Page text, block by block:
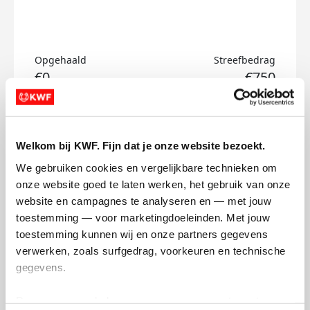
Welkom bij KWF. Fijn dat je onze website bezoekt.
We gebruiken cookies en vergelijkbare technieken om
onze website goed te laten werken, het gebruik van onze
website en campagnes te analyseren en — met jouw
toestemming — voor marketingdoeleinden. Met jouw
toestemming kunnen wij en onze partners gegevens
verwerken, zoals surfgedrag, voorkeuren en technische
gegevens.
Opgehaald
€0
Streefbedrag
€750
Doneer
Rosalie's badges